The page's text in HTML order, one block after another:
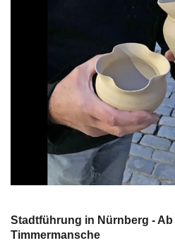
Stadtführung in Nürnberg -
Timmermansche